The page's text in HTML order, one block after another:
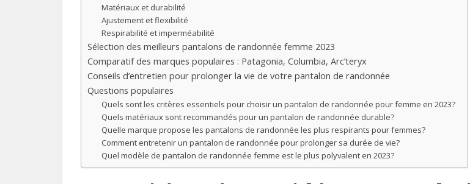
Matériaux et durabilité
Ajustement et flexibilité
Respirabilité et imperméabilité
Sélection des meilleurs pantalons de randonnée femme 2023
Comparatif des marques populaires : Patagonia, Columbia, Arc’teryx
Conseils d’entretien pour prolonger la vie de votre pantalon de randonnée
Questions populaires
Quels sont les critères essentiels pour choisir un pantalon de randonnée pour femme en 2023?
Quels matériaux sont recommandés pour un pantalon de randonnée durable?
Quelle marque propose les pantalons de randonnée les plus respirants pour femmes?
Comment entretenir un pantalon de randonnée pour prolonger sa durée de vie?
Quel modèle de pantalon de randonnée femme est le plus polyvalent en 2023?